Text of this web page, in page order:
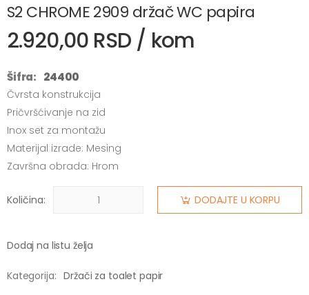
S2 CHROME 2909 držač WC papira
2.920,00 RSD / kom
Šifra: 24400
Čvrsta konstrukcija
Pričvršćivanje na zid
Inox set za montažu
Materijal izrade: Mesing
Završna obrada: Hrom
Količina: DODAJTE U KORPU
Dodaj na listu želja
Kategorija: Držači za toalet papir